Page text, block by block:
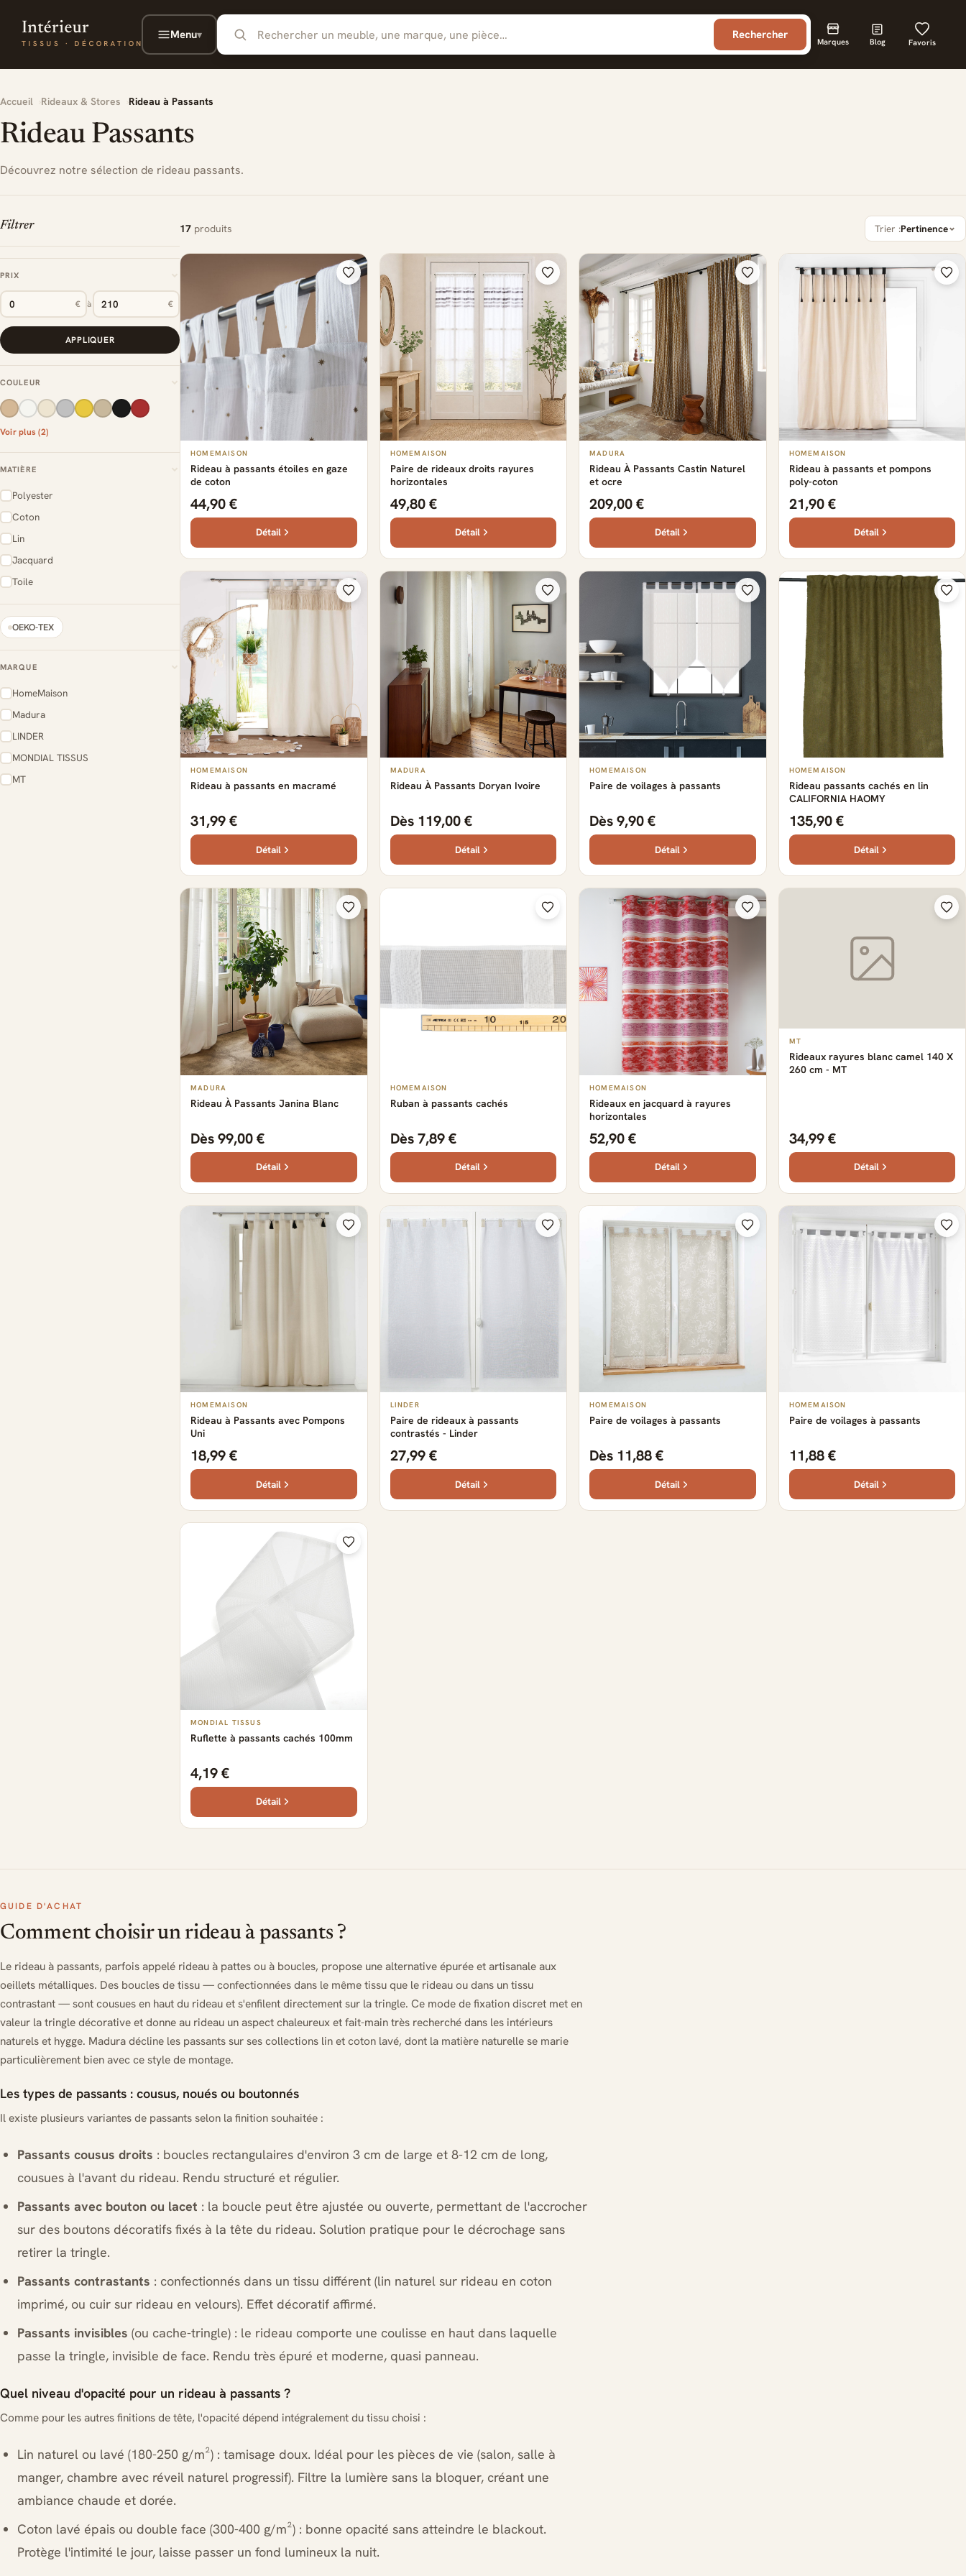
Menu▾ Rechercher Marques Blog Favoris
Accueil Rideaux & Stores Rideau à Passants
Rideau Passants
Découvrez notre sélection de rideau passants.
Filtrer
PRIX
€ à €
APPLIQUER
COULEUR
Voir plus (2)
MATIÈRE
Polyester
Coton
Lin
Jacquard
Toile
OEKO-TEX
MARQUE
HomeMaison
Madura
LINDER
MONDIAL TISSUS
MT
17 produits Trier :Pertinence
HOMEMAISON
Rideau à passants étoiles en gaze
de coton
44,90 €
Détail
HOMEMAISON
Paire de rideaux droits rayures
horizontales
49,80 €
Détail
MADURA
Rideau À Passants Castin Naturel
et ocre
209,00 €
Détail
HOMEMAISON
Rideau à passants et pompons
poly-coton
21,90 €
Détail
HOMEMAISON
Rideau à passants en macramé
31,99 €
Détail
MADURA
Rideau À Passants Doryan Ivoire
Dès 119,00 €
Détail
HOMEMAISON
Paire de voilages à passants
Dès 9,90 €
Détail
HOMEMAISON
Rideau passants cachés en lin
CALIFORNIA HAOMY
135,90 €
Détail
MADURA
Rideau À Passants Janina Blanc
Dès 99,00 €
Détail
HOMEMAISON
Ruban à passants cachés
Dès 7,89 €
Détail
HOMEMAISON
Rideaux en jacquard à rayures
horizontales
52,90 €
Détail
MT
Rideaux rayures blanc camel 140 X
260 cm - MT
34,99 €
Détail
HOMEMAISON
Rideau à Passants avec Pompons
Uni
18,99 €
Détail
LINDER
Paire de rideaux à passants
contrastés - Linder
27,99 €
Détail
HOMEMAISON
Paire de voilages à passants
Dès 11,88 €
Détail
HOMEMAISON
Paire de voilages à passants
11,88 €
Détail
MONDIAL TISSUS
Ruflette à passants cachés 100mm
4,19 €
Détail
GUIDE D'ACHAT
Comment choisir un rideau à passants ?
Le rideau à passants, parfois appelé rideau à pattes ou à boucles, propose une alternative épurée et artisanale aux
oeillets métalliques. Des boucles de tissu — confectionnées dans le même tissu que le rideau ou dans un tissu
contrastant — sont cousues en haut du rideau et s'enfilent directement sur la tringle. Ce mode de fixation discret met en
valeur la tringle décorative et donne au rideau un aspect chaleureux et fait-main très recherché dans les intérieurs
naturels et hygge. Madura décline les passants sur ses collections lin et coton lavé, dont la matière naturelle se marie
particulièrement bien avec ce style de montage.
Les types de passants : cousus, noués ou boutonnés
Il existe plusieurs variantes de passants selon la finition souhaitée :
Passants cousus droits : boucles rectangulaires d'environ 3 cm de large et 8-12 cm de long,
cousues à l'avant du rideau. Rendu structuré et régulier.
Passants avec bouton ou lacet : la boucle peut être ajustée ou ouverte, permettant de l'accrocher
sur des boutons décoratifs fixés à la tête du rideau. Solution pratique pour le décrochage sans
retirer la tringle.
Passants contrastants : confectionnés dans un tissu différent (lin naturel sur rideau en coton
imprimé, ou cuir sur rideau en velours). Effet décoratif affirmé.
Passants invisibles (ou cache-tringle) : le rideau comporte une coulisse en haut dans laquelle
passe la tringle, invisible de face. Rendu très épuré et moderne, quasi panneau.
Quel niveau d'opacité pour un rideau à passants ?
Comme pour les autres finitions de tête, l'opacité dépend intégralement du tissu choisi :
Lin naturel ou lavé (180-250 g/m²) : tamisage doux. Idéal pour les pièces de vie (salon, salle à
manger, chambre avec réveil naturel progressif). Filtre la lumière sans la bloquer, créant une
ambiance chaude et dorée.
Coton lavé épais ou double face (300-400 g/m²) : bonne opacité sans atteindre le blackout.
Protège l'intimité le jour, laisse passer un fond lumineux la nuit.